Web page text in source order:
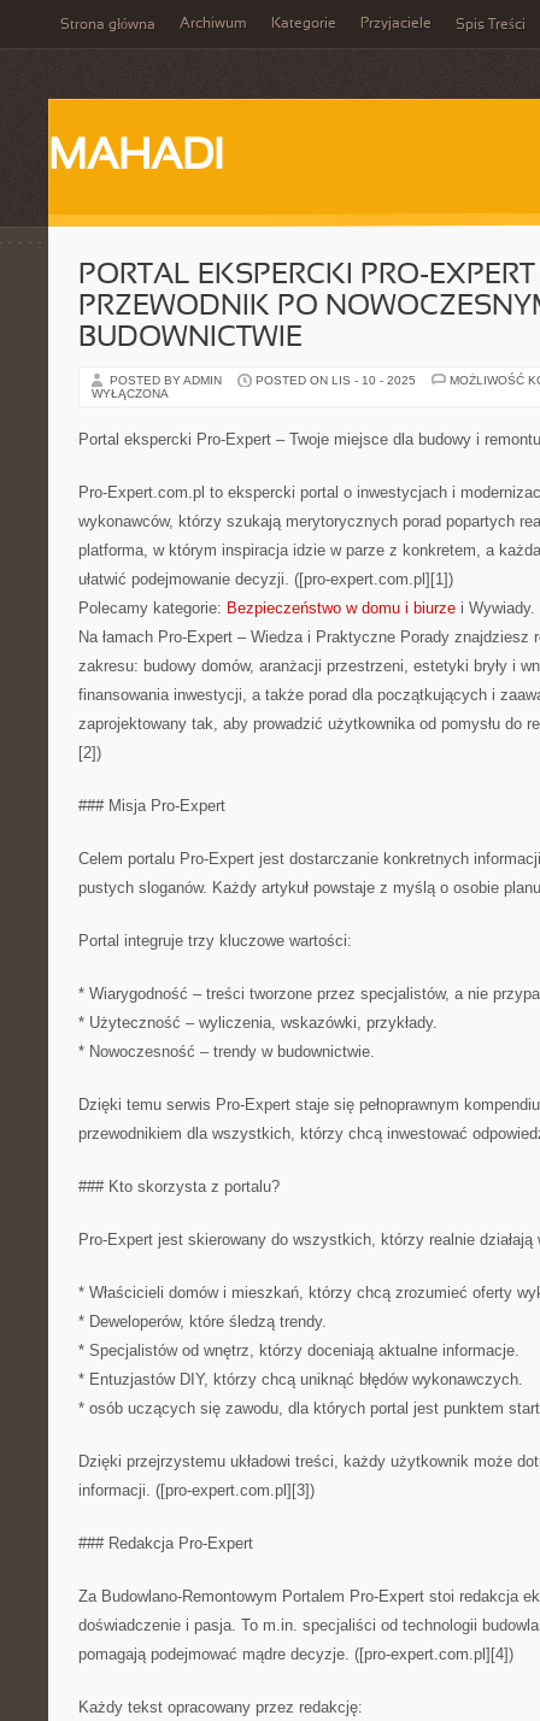
Strona główna Archiwum Kategorie Przyjaciele Spis Treści
MAHADI
PORTAL EKSPERCKI PRO-EXPERT
PRZEWODNIK PO
BUDOWNICTWIE
POSTED BY ADMIN POSTED ON LIS - 10 - 2025
MOŻLIWOŚĆ
WYŁĄCZONA
Portal ekspercki Pro-Expert – Twoje miejsce dla budowy i remontu
Pro-Expert.com.pl to ekspercki portal o inwestycjach i
wykonawców, którzy szukają merytorycznych porad popartych
platforma, w którym inspiracja idzie w parze z konkretem, a
ułatwić podejmowanie decyzji. ([pro-expert.com.pl][1])
Polecamy kategorie: Bezpieczeństwo w domu i biurze i Wywiady.
Na łamach Pro-Expert – Wiedza i Praktyczne Porady znajdziesz
zakresu: budowy domów, aranżacji przestrzeni, estetyki bryły i
finansowania inwestycji, a także porad dla początkujących i
zaprojektowany tak, aby prowadzić użytkownika od pomysłu do
[2])
### Misja Pro-Expert
Celem portalu Pro-Expert jest dostarczanie konkretnych
pustych sloganów. Każdy artykuł powstaje z myślą o osobie
Portal integruje trzy kluczowe wartości:
* Wiarygodność – treści tworzone przez specjalistów, a nie
* Użyteczność – wyliczenia, wskazówki, przykłady.
* Nowoczesność – trendy w budownictwie.
Dzięki temu serwis Pro-Expert staje się pełnoprawnym
przewodnikiem dla wszystkich, którzy chcą inwestować
### Kto skorzysta z portalu?
Pro-Expert jest skierowany do wszystkich, którzy realnie działają
* Właścicieli domów i mieszkań, którzy chcą zrozumieć oferty
* Deweloperów, które śledzą trendy.
* Specjalistów od wnętrz, którzy doceniają aktualne informacje.
* Entuzjastów DIY, którzy chcą uniknąć błędów wykonawczych.
* osób uczących się zawodu, dla których portal jest punktem
Dzięki przejrzystemu układowi treści, każdy użytkownik może
informacji. ([pro-expert.com.pl][3])
### Redakcja Pro-Expert
Za Budowlano-Remontowym Portalem Pro-Expert stoi redakcja
doświadczenie i pasja. To m.in. specjaliści od technologii
pomagają podejmować mądre decyzje. ([pro-expert.com.pl][4])
Każdy tekst opracowany przez redakcję: